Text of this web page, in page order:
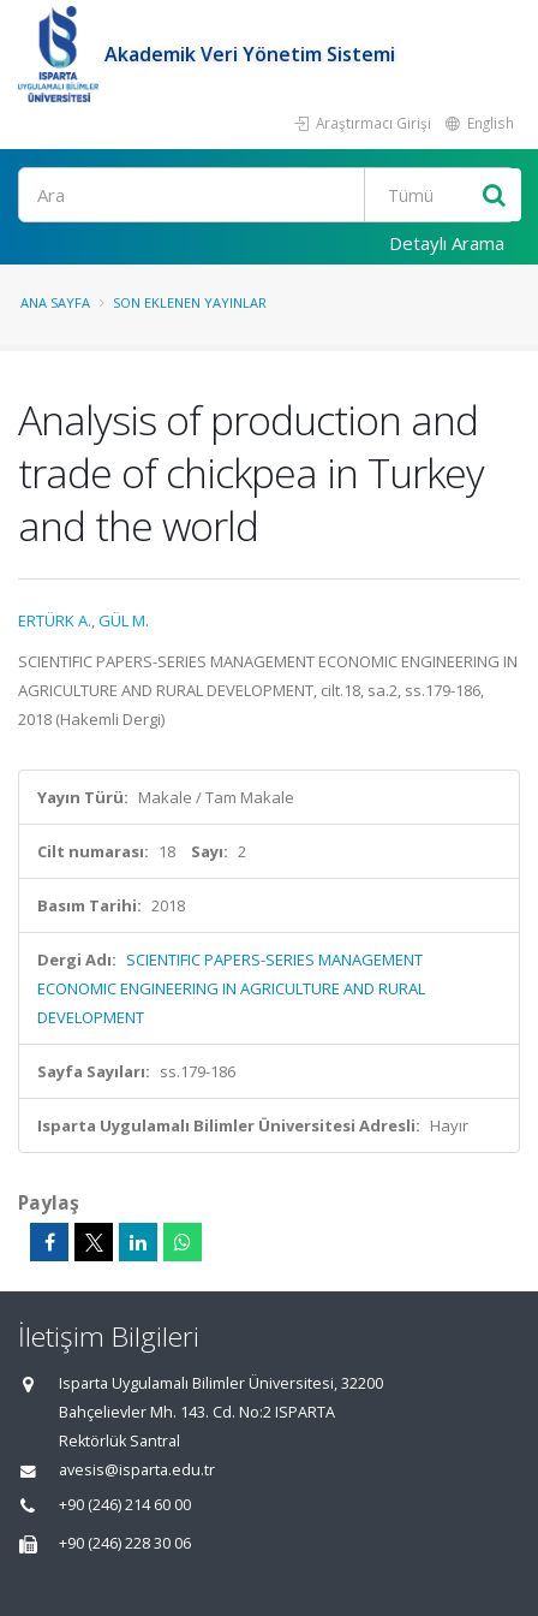
Akademik Veri Yönetim Sistemi
Araştırmacı Girişi English
Ara
Detaylı Arama
ANA SAYFA SON EKLENEN YAYINLAR
Analysis of production and
trade of chickpea in Turkey
and the world
ERTÜRK A.,GÜL M.
SCIENTIFIC PAPERS-SERIES MANAGEMENT ECONOMIC ENGINEERING IN
AGRICULTURE AND RURAL DEVELOPMENT, cilt.18, sa.2, ss.179-186,
2018 (Hakemli Dergi)
Yayın Türü: Makale / Tam Makale
Cilt numarası: 18 Sayı: 2
Basım Tarihi: 2018
Dergi Adı: SCIENTIFIC PAPERS-SERIES MANAGEMENT
ECONOMIC ENGINEERING IN AGRICULTURE AND RURAL
DEVELOPMENT
Sayfa Sayıları: ss.179-186
Isparta Uygulamalı Bilimler Üniversitesi Adresli: Hayır
Paylaş
İletişim Bilgileri
Isparta Uygulamalı Bilimler Üniversitesi, 32200
Bahçelievler Mh. 143. Cd. No:2 ISPARTA
Rektörlük Santral
avesis@isparta.edu.tr
+90 (246) 214 60 00
+90 (246) 228 30 06